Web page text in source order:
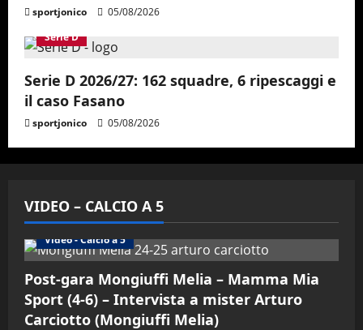
sportjonico
05/08/2026
Serie D
Serie D 2026/27: 162 squadre, 6 ripescaggi e
il caso Fasano
sportjonico 05/08/2026
VIDEO – CALCIO A 5
Video - Calcio a 5
Post-gara Mongiuffi Melia – Mamma Mia
Sport (4-6) – Intervista a mister Arturo
Carciotto (Mongiuffi Melia)